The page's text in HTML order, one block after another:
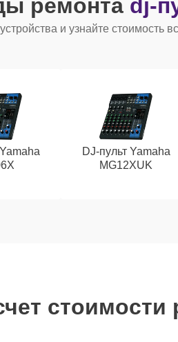
ремонта dj-
и узнайте стоимость
DJ-пульт Yamaha
MG12XUK
стоимости